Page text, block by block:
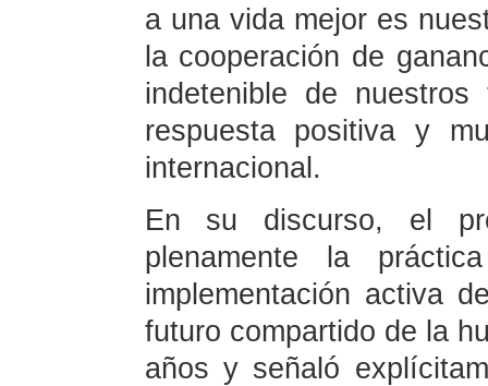
a una vida mejor es
la cooperación de
indetenible de
respuesta positiva y
internacional.
En su discurso, el
plenamente la
implementación activa
futuro compartido de la
años y señaló